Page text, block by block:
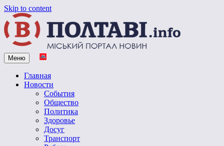
Skip to content
Vpoltave.info
Полтавский портал новостей
Меню
Главная
Новости
События
Общество
Политика
Здоровье
Досуг
Транспорт